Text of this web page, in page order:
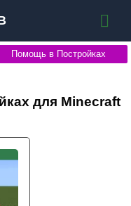
Помощь в Постройках
для Minecraft